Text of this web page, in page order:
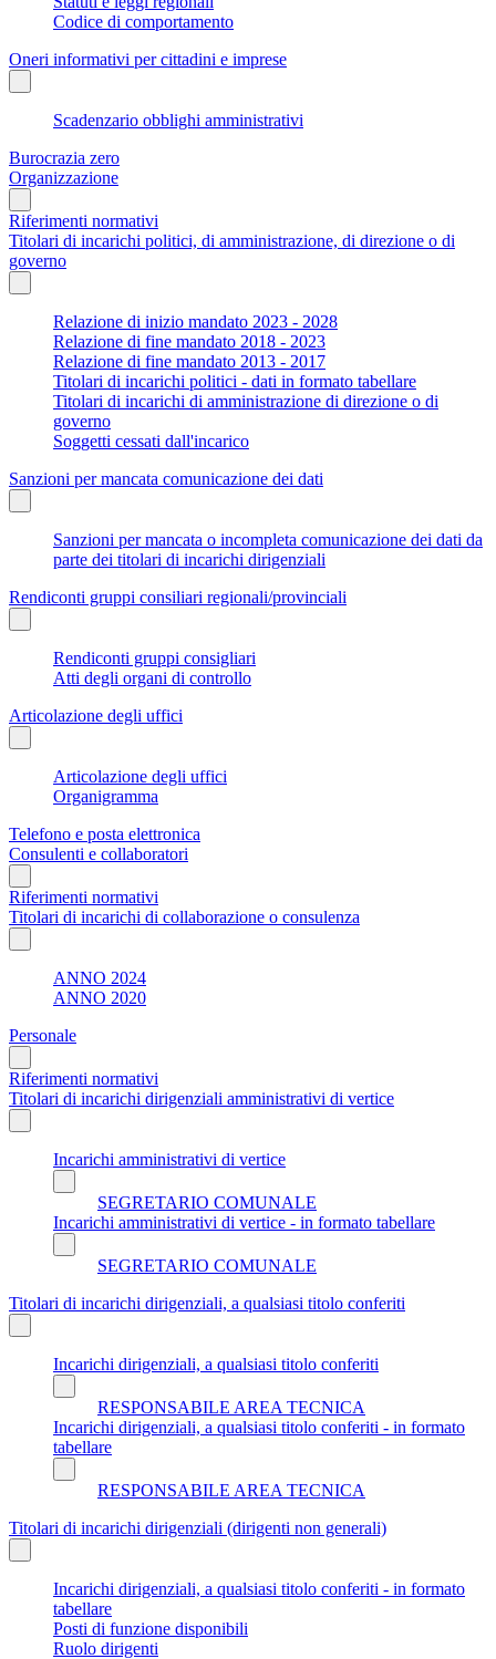
Codice di comportamento
Oneri informativi per cittadini e imprese
Scadenzario obblighi amministrativi
Burocrazia zero
Organizzazione
Riferimenti normativi
Titolari di incarichi politici, di amministrazione, di direzione o di
governo
Relazione di inizio mandato 2023 - 2028
Relazione di fine mandato 2018 - 2023
Relazione di fine mandato 2013 - 2017
Titolari di incarichi politici - dati in formato tabellare
Titolari di incarichi di amministrazione di direzione o di
governo
Soggetti cessati dall'incarico
Sanzioni per mancata comunicazione dei dati
Sanzioni per mancata o incompleta comunicazione dei dati da
parte dei titolari di incarichi dirigenziali
Rendiconti gruppi consiliari regionali/provinciali
Rendiconti gruppi consigliari
Atti degli organi di controllo
Articolazione degli uffici
Articolazione degli uffici
Organigramma
Telefono e posta elettronica
Consulenti e collaboratori
Riferimenti normativi
Titolari di incarichi di collaborazione o consulenza
ANNO 2024
ANNO 2020
Personale
Riferimenti normativi
Titolari di incarichi dirigenziali amministrativi di vertice
Incarichi amministrativi di vertice
SEGRETARIO COMUNALE
Incarichi amministrativi di vertice - in formato tabellare
SEGRETARIO COMUNALE
Titolari di incarichi dirigenziali, a qualsiasi titolo conferiti
Incarichi dirigenziali, a qualsiasi titolo conferiti
RESPONSABILE AREA TECNICA
Incarichi dirigenziali, a qualsiasi titolo conferiti - in formato
tabellare
RESPONSABILE AREA TECNICA
Titolari di incarichi dirigenziali (dirigenti non generali)
Incarichi dirigenziali, a qualsiasi titolo conferiti - in formato
tabellare
Posti di funzione disponibili
Ruolo dirigenti